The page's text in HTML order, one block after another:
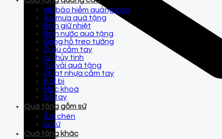
Mũ bảo hiểm quảng cáo
Áo mưa quà tặng
Bình giữ nhiệt
Bình nước quà tặng
Đồng hồ treo tường
Ô dù cầm tay
Ly thủy tinh
Túi vải quà tặng
Quạt nhựa cầm tay
Bút bi
Móc khoá
Sổ tay
Quà tặng gốm sứ
Ấm chén
Ly sứ
Quà tặng khác